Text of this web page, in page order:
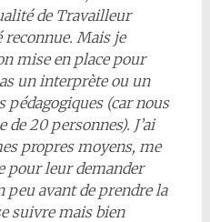
de Travailleur
reconnue. Mais je
mise en place pour
un interprète ou un
pédagogiques (car nous
20 personnes). J’ai
propres moyens, me
pour leur demander
peu avant de prendre la
suivre mais bien